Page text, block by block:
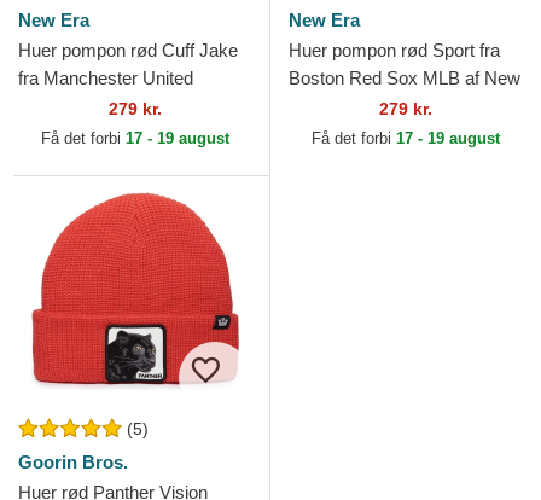
New Era
Huer pompon rød Cuff Jake
fra Manchester United
Football Club Premier League
af New Era
279 kr.
Få det forbi 17 - 19 august
New Era
Huer pompon rød Sport fra
Boston Red Sox MLB af New
279 kr.
Få det forbi 17 - 19 august
(5)
Goorin Bros.
Huer rød Panther Vision